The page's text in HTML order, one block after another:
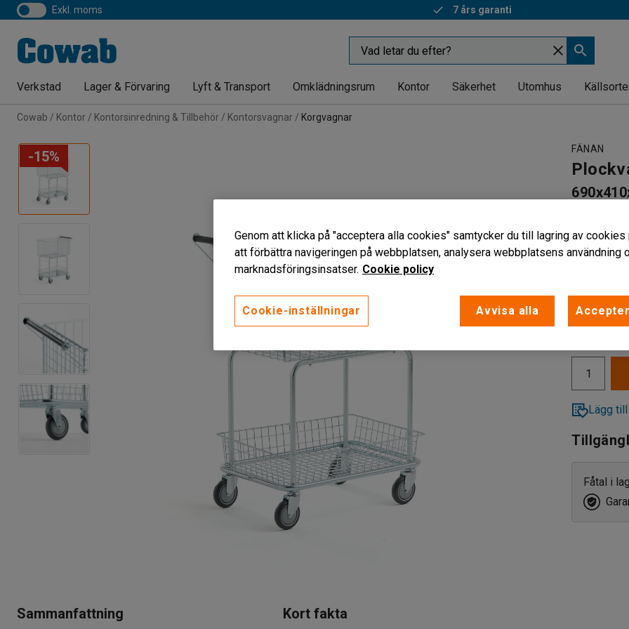
exkl. moms 7 års garanti
Verkstad Lager & Förvaring Lyft & Transport Omklädningsrum Kontor Säkerhet Utomhus
Cowab Kontor Kontorsinredning & Tillbehör Kontorsvagnar Korgvagnar
-15%
Sammanfattning Kort fakta
FÄNAN
För post
Två
2 223
exkl. moms
Lägg
Fåtal i
Genom att klicka på "acceptera alla cookies" samtycker du till lagring av
att förbättra navigeringen på webbplatsen, analysera webbplatsens användning
marknadsföringsinsatser. Cookie policy
Cookie-inställningar Avvisa alla